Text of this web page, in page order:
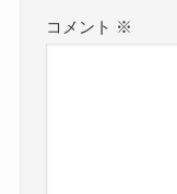
コメント ※